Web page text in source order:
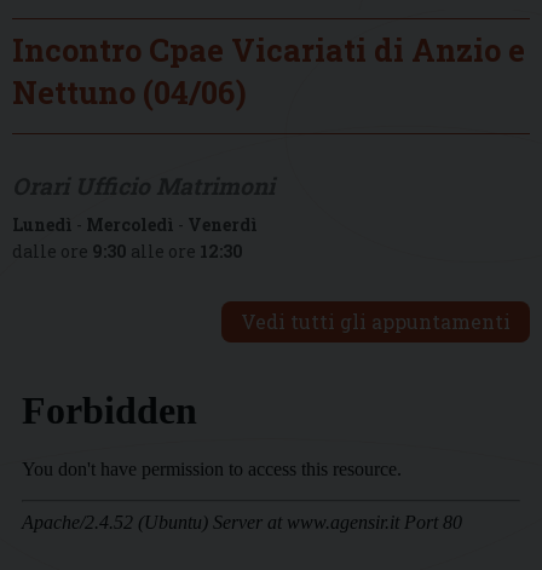
Incontro Cpae Vicariati di Anzio e
Nettuno (04/06)
Lunedì - Mercoledì - Venerdì
dalle ore 9:30 alle ore 12:30
Vedi tutti gli appuntamenti